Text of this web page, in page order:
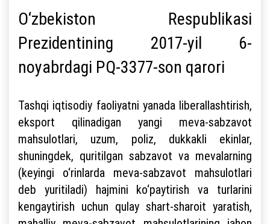
O‘zbekiston Respublikasi
Prezidentining 2017-yil 6-
noyabrdagi PQ-3377-son qarori
Tashqi iqtisodiy faoliyatni yanada liberallashtirish,
eksport qilinadigan yangi meva-sabzavot
mahsulotlari, uzum, poliz, dukkakli ekinlar,
shuningdek, quritilgan sabzavot va mevalarning
(keyingi o‘rinlarda meva-sabzavot mahsulotlari
deb yuritiladi) hajmini ko‘paytirish va turlarini
kengaytirish uchun qulay shart-sharoit yaratish,